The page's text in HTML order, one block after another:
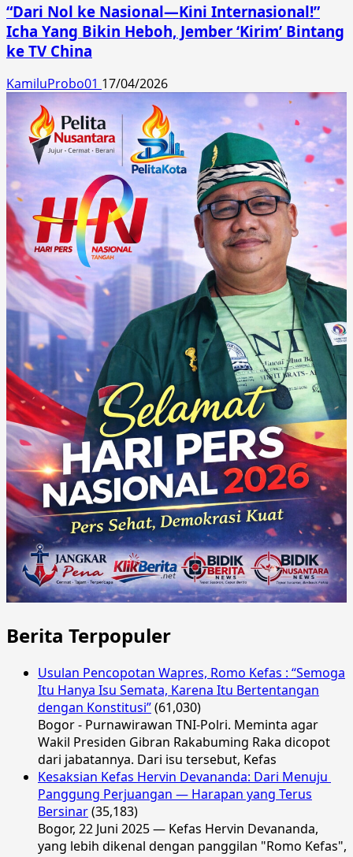
“Dari Nol ke Nasional—Kini Internasional!”
Icha Yang Bikin Heboh, Jember ‘Kirim’ Bintang
ke TV China
KamiluProbo01 17/04/2026
Berita Terpopuler
Usulan Pencopotan Wapres, Romo Kefas : “Semoga
Itu Hanya Isu Semata, Karena Itu Bertentangan
dengan Konstitusi”(61,030)
Bogor - Purnawirawan TNI-Polri. Meminta agar
Wakil Presiden Gibran Rakabuming Raka dicopot
dari jabatannya. Dari isu tersebut, Kefas
Kesaksian Kefas Hervin Devananda: Dari Menuju
Panggung Perjuangan — Harapan yang Terus
Bersinar(35,183)
Bogor, 22 Juni 2025 — Kefas Hervin Devananda,
yang lebih dikenal dengan panggilan "Romo Kefas",